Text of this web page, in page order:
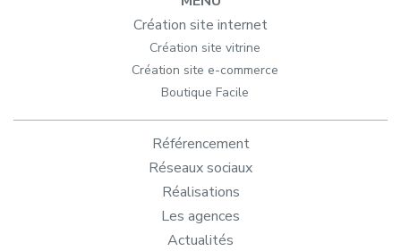
Création site internet
Création site vitrine
Création site e-commerce
Boutique Facile
Référencement
Réseaux sociaux
Réalisations
Les agences
Actualités